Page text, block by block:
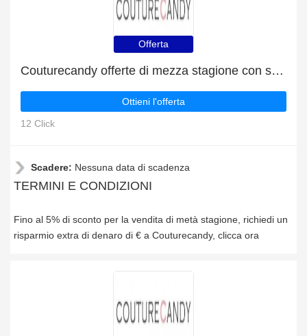
Offerta
Couturecandy offerte di mezza stagione con sconti fino al 5%
Ottieni l'offerta
12 Click
Scadere: Nessuna data di scadenza
TERMINI E CONDIZIONI
Fino al 5% di sconto per la vendita di metà stagione, richiedi un
risparmio extra di denaro di € a Couturecandy, clicca ora